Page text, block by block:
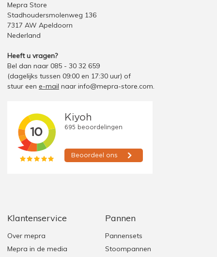
Mepra Store
Stadhoudersmolenweg 136
7317 AW Apeldoorn
Nederland
Heeft u vragen?
Bel dan naar 085 - 30 32 659
(dagelijks tussen 09:00 en 17:30 uur) of
stuur een e-mail naar info@mepra-store.com.
Klantenservice
Over mepra
Mepra in de media
Pannen
Pannensets
Stoompannen